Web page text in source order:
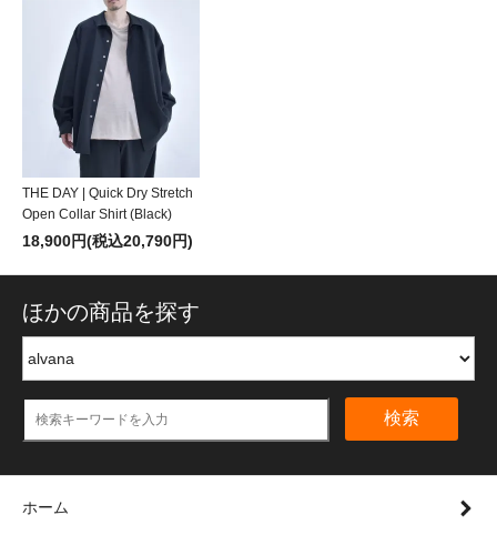
THE DAY | Quick Dry Stretch
Open Collar Shirt (Black)
18,900円(税込20,790円)
ほかの商品を探す
検索
ホーム